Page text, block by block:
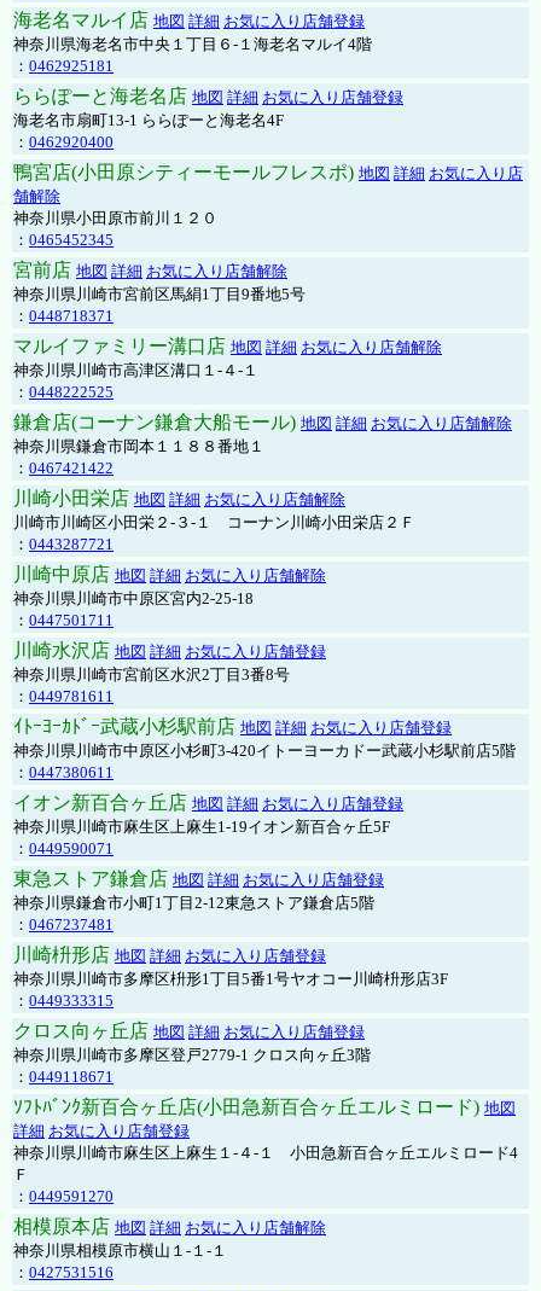
海老名マルイ店 地図 詳細 お気に入り店舗登録
神奈川県海老名市中央１丁目６-１海老名マルイ4階
： 0462925181
ららぽーと海老名店 地図 詳細 お気に入り店舗登録
海老名市扇町13-1 ららぽーと海老名4F
： 0462920400
鴨宮店(小田原シティーモールフレスポ) 地図 詳細 お気に入り店
舗解除
神奈川県小田原市前川１２０
： 0465452345
宮前店 地図 詳細 お気に入り店舗解除
神奈川県川崎市宮前区馬絹1丁目9番地5号
： 0448718371
マルイファミリー溝口店 地図 詳細 お気に入り店舗解除
神奈川県川崎市高津区溝口１-４-１
： 0448222525
鎌倉店(コーナン鎌倉大船モール) 地図 詳細 お気に入り店舗解除
神奈川県鎌倉市岡本１１８８番地１
： 0467421422
川崎小田栄店 地図 詳細 お気に入り店舗解除
川崎市川崎区小田栄２‐３‐１ コーナン川崎小田栄店２Ｆ
： 0443287721
川崎中原店 地図 詳細 お気に入り店舗解除
神奈川県川崎市中原区宮内2-25-18
： 0447501711
川崎水沢店 地図 詳細 お気に入り店舗登録
神奈川県川崎市宮前区水沢2丁目3番8号
： 0449781611
ｲﾄｰﾖｰｶﾄﾞｰ武蔵小杉駅前店 地図 詳細 お気に入り店舗登録
神奈川県川崎市中原区小杉町3-420イトーヨーカドー武蔵小杉駅前店5階
： 0447380611
イオン新百合ヶ丘店 地図 詳細 お気に入り店舗登録
神奈川県川崎市麻生区上麻生1-19イオン新百合ヶ丘5F
： 0449590071
東急ストア鎌倉店 地図 詳細 お気に入り店舗登録
神奈川県鎌倉市小町1丁目2-12東急ストア鎌倉店5階
： 0467237481
川崎枡形店 地図 詳細 お気に入り店舗登録
神奈川県川崎市多摩区枡形1丁目5番1号ヤオコー川崎枡形店3F
： 0449333315
クロス向ヶ丘店 地図 詳細 お気に入り店舗登録
神奈川県川崎市多摩区登戸2779-1 クロス向ヶ丘3階
： 0449118671
ｿﾌﾄﾊﾞﾝｸ新百合ヶ丘店(小田急新百合ヶ丘エルミロード) 地図
詳細 お気に入り店舗登録
神奈川県川崎市麻生区上麻生１-４-１ 小田急新百合ヶ丘エルミロード4
Ｆ
： 0449591270
相模原本店 地図 詳細 お気に入り店舗解除
神奈川県相模原市横山１-１-１
： 0427531516